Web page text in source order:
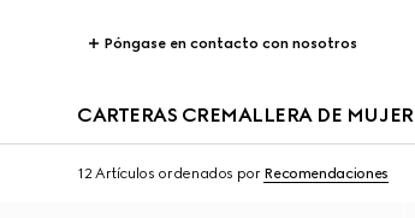
Póngase en contacto con nosotros
CARTERAS CREMALLERA DE MUJER
12 Artículos ordenados por Recomendaciones